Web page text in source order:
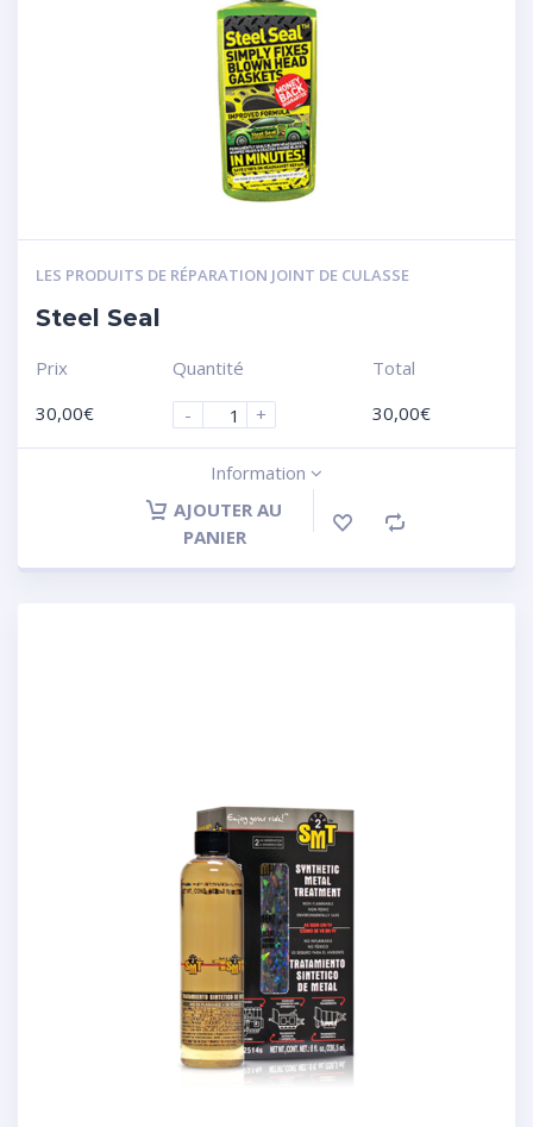
LES PRODUITS DE RÉPARATION JOINT DE CULASSE
Steel Seal
Prix
30,00€
Quantité
-
+
Total
30,00€
Information
AJOUTER AU
PANIER